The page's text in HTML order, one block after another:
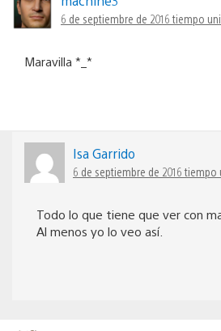
6 de septiembre de 2016 tiempo
Maravilla *_*
Isa Garrido
6 de septiembre de 2016
Todo lo que tiene que ver con
Al menos yo lo veo así.